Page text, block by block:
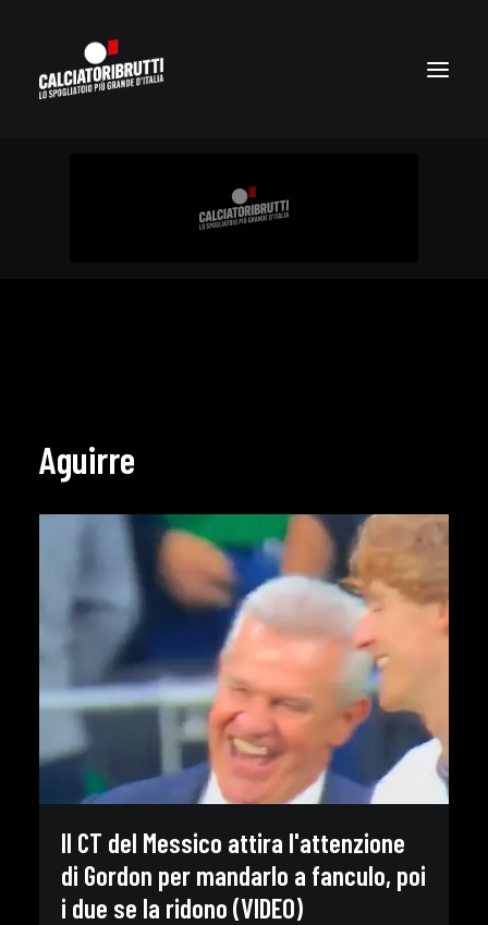
Aguirre
Il CT del Messico attira l'attenzione
di Gordon per mandarlo a fanculo, poi
i due se la ridono (VIDEO)